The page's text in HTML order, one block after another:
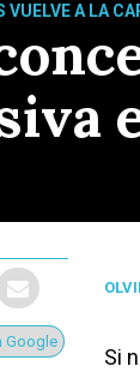
VUELVE A LA
Google
Si